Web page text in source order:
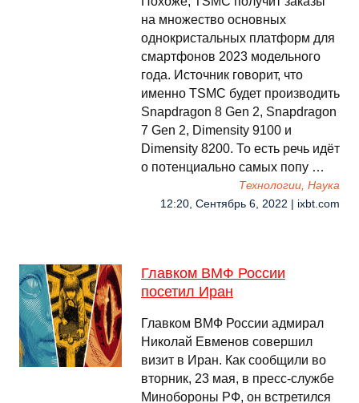
на множество основных
однокристальных платформ для
смартфонов 2023 модельного
года. Источник говорит, что
именно TSMC будет производить
Snapdragon 8 Gen 2, Snapdragon
7 Gen 2, Dimensity 9100 и
Dimensity 8200. То есть речь идёт
о потенциально самых попу …
Технологии, Наука
12:20, Сентябрь 6, 2022 | ixbt.com
Главком ВМФ России
посетил Иран
Главком ВМФ России адмирал
Николай Евменов совершил
визит в Иран. Как сообщили во
вторник, 23 мая, в пресс-службе
Минобороны РФ, он встретился